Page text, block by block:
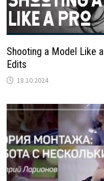
Shooting a Model Like
Edits
18.10.2024